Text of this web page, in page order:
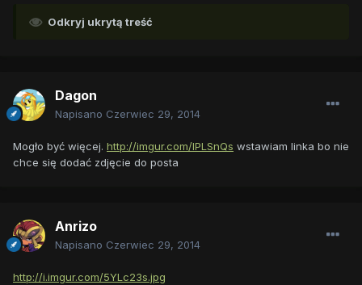
Odkryj ukrytą treść
Dagon
Napisano Czerwiec 29, 2014
Mogło być więcej. http://imgur.com/lPLSnQs wstawiam linka bo nie
chce się dodać zdjęcie do posta
Anrizo
Napisano Czerwiec 29, 2014
http://i.imgur.com/5YLc23s.jpg